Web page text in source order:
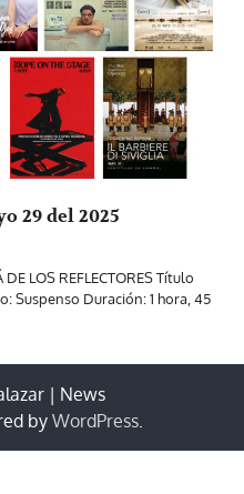
29 del 2025
LOS REFLECTORES Título
Suspenso Duración: 1 hora, 45
| News
by WordPress